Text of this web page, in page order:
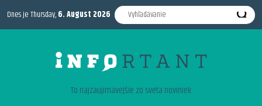
Dnes je Thursday,6. August 2026
To najzaujimavejšie zo sveta noviniek